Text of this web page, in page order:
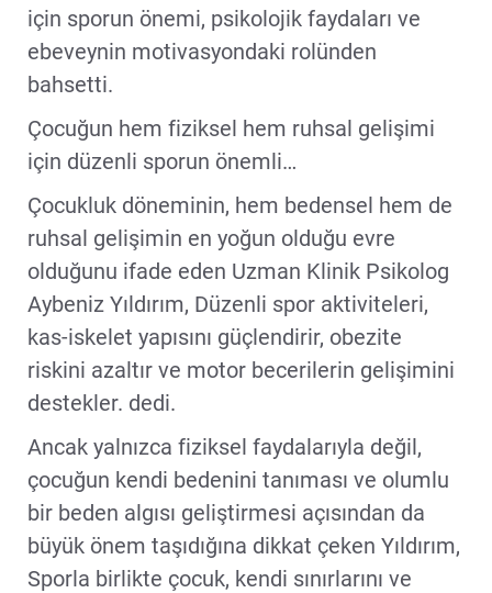
için sporun önemi, psikolojik faydaları ve
ebeveynin motivasyondaki rolünden
bahsetti.
Çocuğun hem fiziksel hem ruhsal gelişimi
için düzenli sporun önemli…
Çocukluk döneminin, hem bedensel hem de
ruhsal gelişimin en yoğun olduğu evre
olduğunu ifade eden Uzman Klinik Psikolog
Aybeniz Yıldırım, Düzenli spor aktiviteleri,
kas-iskelet yapısını güçlendirir, obezite
riskini azaltır ve motor becerilerin gelişimini
destekler. dedi.
Ancak yalnızca fiziksel faydalarıyla değil,
çocuğun kendi bedenini tanıması ve olumlu
bir beden algısı geliştirmesi açısından da
büyük önem taşıdığına dikkat çeken Yıldırım,
Sporla birlikte çocuk, kendi sınırlarını ve